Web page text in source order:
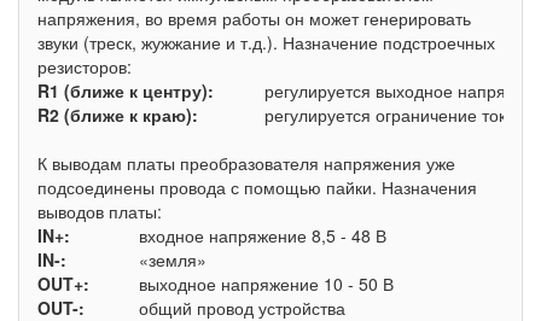
напряжения, во время работы он может генерировать
звуки (треск, жужжание и т.д.). Назначение подстроечных
резисторов:
R1 (ближе к центру):
регулируется выходное
R2 (ближе к краю):
регулируется ограничение тока
К выводам платы преобразователя напряжения уже
подсоединены провода с помощью пайки. Назначения
выводов платы:
IN+:
входное напряжение 8,5 - 48 В
IN-:
«земля»
OUT+:
выходное напряжение 10 - 50 В
OUT-:
общий провод устройства